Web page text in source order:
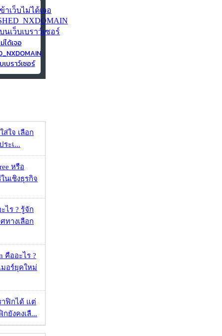
ได้เจอ
บราว์เซอร์
ส่ใจ เลือก
ระเ...
หรือ
นเชิงธุรกิจ
ไร ? รู้จัก
ทางเลือก
คืออะไร ?
อร์ยุคใหม่
าฟิกได้ แต่
ยังคงเลื...